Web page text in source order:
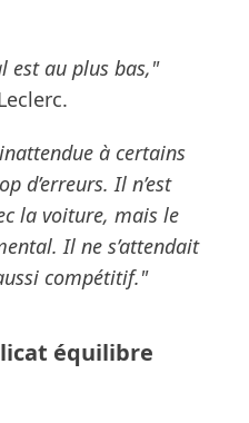
est au plus bas,"
à certains
d’erreurs. Il n’est
la voiture, mais le
Il ne s’attendait
compétitif."
équilibre